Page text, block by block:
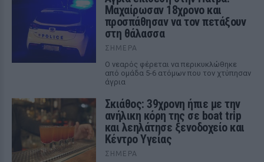
Μαχαίρωσαν 18χρονο και
προσπάθησαν να τον πετάξουν
στη θάλασσα
ΣΉΜΕΡΑ
Ο νεαρός φέρεται να περικυκλώθηκε
από ομάδα 5-6 ατόμων που τον χτύπησαν
άγρια
Σκιάθος: 39χρονη ήπιε με την
ανήλικη κόρη της σε boat trip
και λεηλάτησε ξενοδοχείο και
Κέντρο Υγείας
ΣΉΜΕΡΑ